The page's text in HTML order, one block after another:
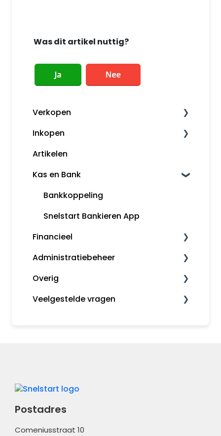
Was dit artikel nuttig?
Verkopen
Factureren
Herinneringen en aanmaningen
Klanten
Kassa
Inkopen
Leveranciers
Artikelen
Kas en Bank
Bankkoppeling
Snelstart Bankieren App
Financieel
Fiscaal
Rapporten
Administratiebeheer
Administratiebeheer
Gebruikers en rechten
Overig
MijnSnelStart
Veelgestelde vragen
Postadres
Comeniusstraat 10